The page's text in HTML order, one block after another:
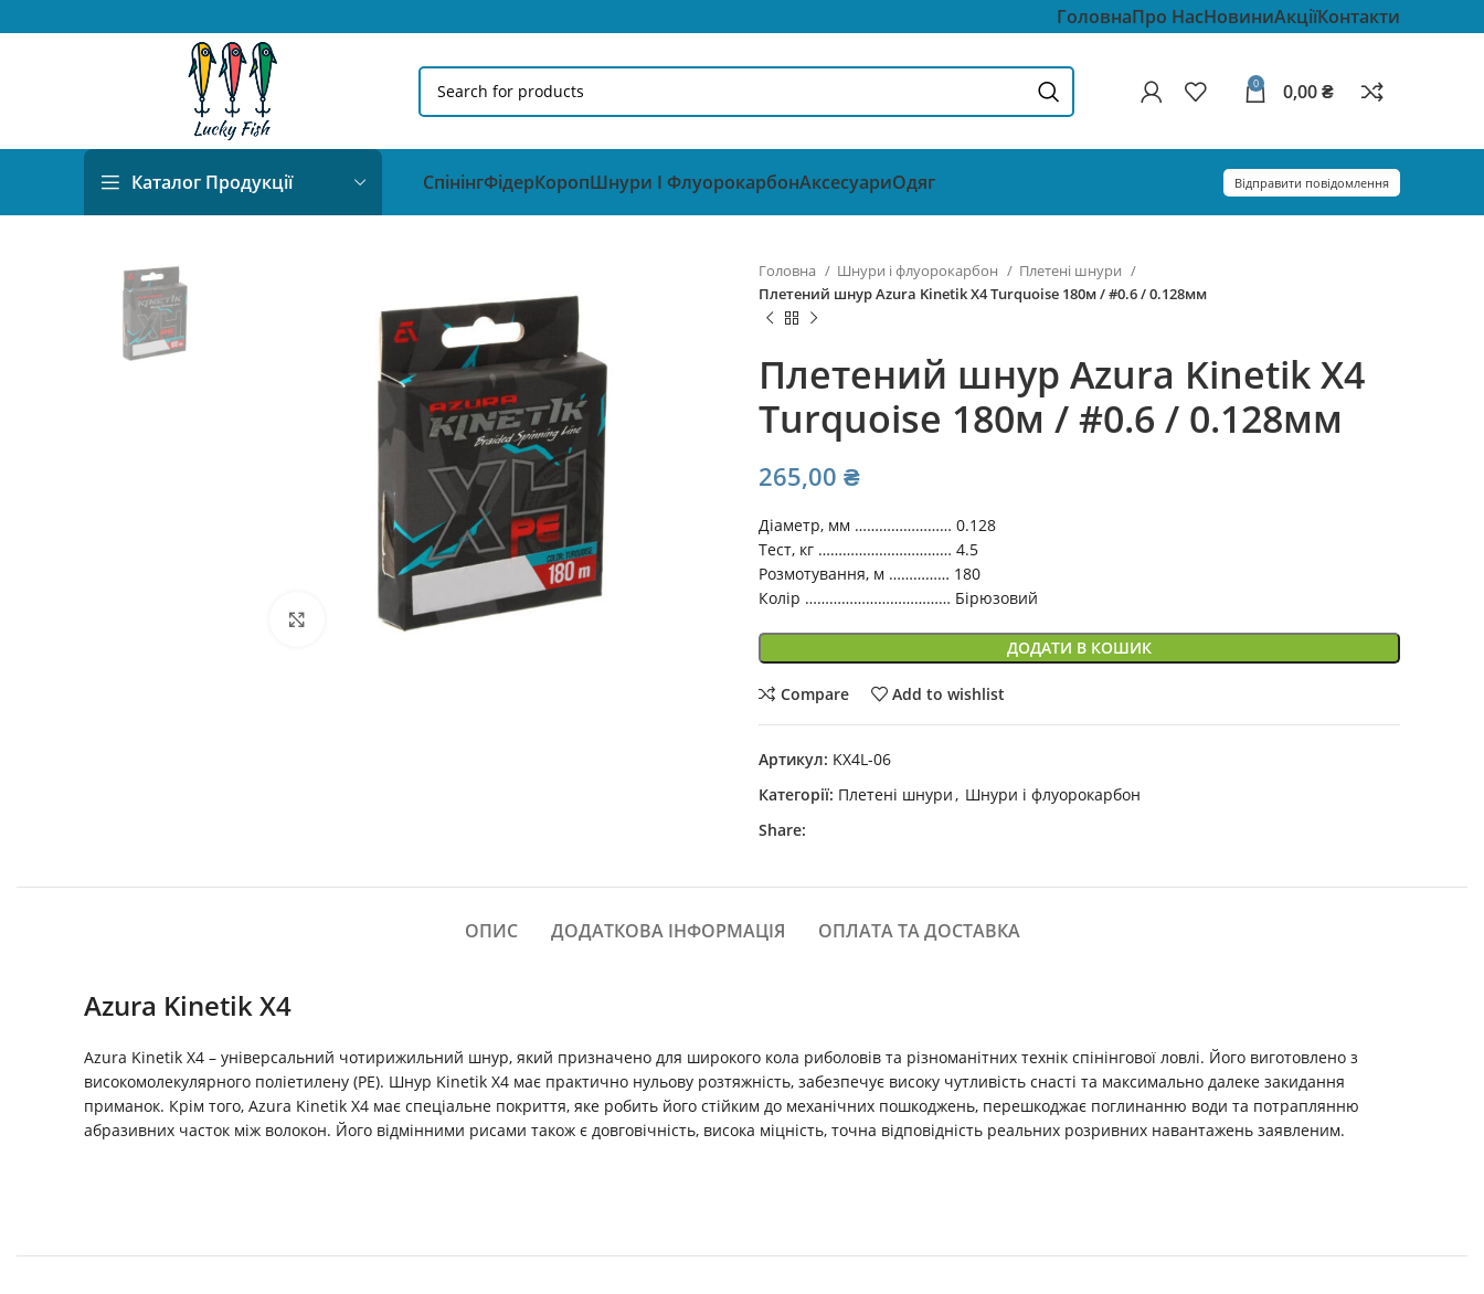
ГоловнаПро НасНовиниАкціїКонтакти
0 0,00₴
Каталог Продукції СпінінгФідерКоропШнури І ФлуорокарбонАксесуариОдяг Відправити повідомлення
Click to enlarge
Головна Шнури і флуорокарбон
Плетені шнури
Плетений шнур Azura Kinetik X4 Turquoise 180м / #0.6 / 0.128мм
Плетений шнур Azura Kinetik X4
Turquoise 180м / #0.6 / 0.128мм
265,00 ₴
Діаметр, мм …………………… 0.128
Тест, кг …………………………… 4.5
Розмотування, м …………… 180
Колір ……………………………… Бірюзовий
ДОДАТИ В КОШИК
Compare Add to wishlist
Артикул: KX4L-06
Категорії: Плетені шнури, Шнури і флуорокарбон
Share:
ОПИС ДОДАТКОВА ІНФОРМАЦІЯ ОПЛАТА ТА ДОСТАВКА
Azura Kinetik X4
Azura Kinetik X4 – універсальний чотирижильний шнур, який призначено для широкого кола риболовів та різноманітних технік спінінгової ловлі. Його виготовлено з
високомолекулярного поліетилену (РЕ). Шнур Kinetik X4 має практично нульову розтяжність, забезпечує високу чутливість снасті та максимально далеке закидання
приманок. Крім того, Azura Kinetik X4 має спеціальне покриття, яке робить його стійким до механічних пошкоджень, перешкоджає поглинанню води та потраплянню
абразивних часток між волокон. Його відмінними рисами також є довговічність, висока міцність, точна відповідність реальних розривних навантажень заявленим.